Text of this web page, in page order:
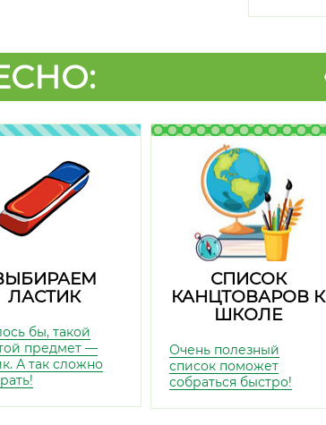
ЛАСТИК
бы, такой
предмет —
А так сложно
СПИСОК
КАНЦТОВАРОВ К
ШКОЛЕ
Очень полезный
список поможет
собраться быстро!